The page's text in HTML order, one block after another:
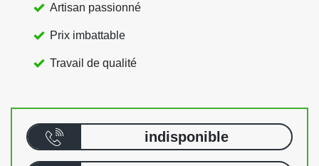
Artisan passionné
Prix imbattable
Travail de qualité
indisponible